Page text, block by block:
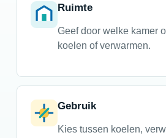
Ruimte
Geef door welke kamer
koelen of verwarmen.
Gebruik
Kies tussen koelen,